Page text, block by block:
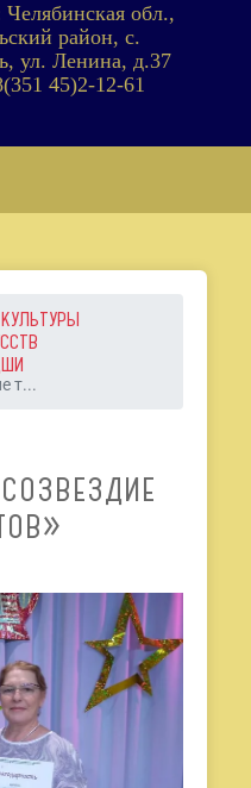
Челябинская обл.,
район, с.
ул. Ленина, д.37
45)2-12-61
т...